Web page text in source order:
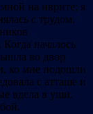
на иврите; я
с трудом.
началось
во двор
ко мне подошли
с атташе и
вдела в уши.